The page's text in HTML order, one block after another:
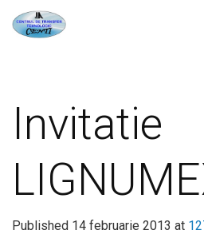
Invitatie
Published 14 februarie 2013 at